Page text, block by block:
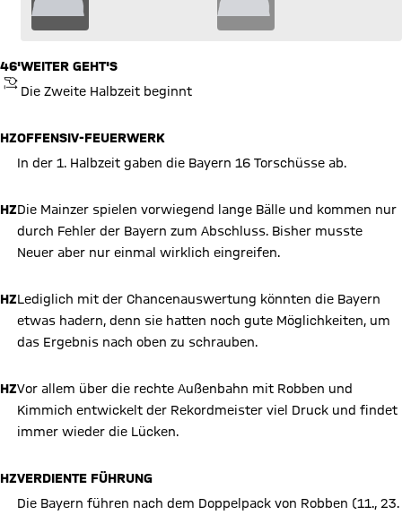
46'
ANPFIFF
WEITER GEHT'S
Die Zweite Halbzeit beginnt
HZOFFENSIV-FEUERWERK
In der 1. Halbzeit gaben die Bayern 16 Torschüsse ab.
HZDie Mainzer spielen vorwiegend lange Bälle und kommen nur
durch Fehler der Bayern zum Abschluss. Bisher musste
Neuer aber nur einmal wirklich eingreifen.
HZLediglich mit der Chancenauswertung könnten die Bayern
etwas hadern, denn sie hatten noch gute Möglichkeiten, um
das Ergebnis nach oben zu schrauben.
HZVor allem über die rechte Außenbahn mit Robben und
Kimmich entwickelt der Rekordmeister viel Druck und findet
immer wieder die Lücken.
HZVERDIENTE FÜHRUNG
Die Bayern führen nach dem Doppelpack von Robben (11., 23.